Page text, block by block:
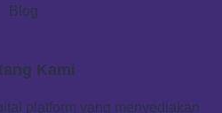
Blog
Kami
platform yang menyediakan